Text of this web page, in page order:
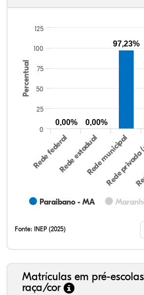
Percentual
Paraibano - MA
Rede federalRede estadualRede municipal
Rede
0
25
50
75
100
125
0,00% 0,00%
97,23%
Fonte: INEP (2025)
Matrículas em pré-
raça/cor